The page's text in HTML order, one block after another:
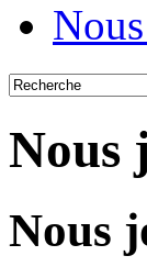
Nous
Nous